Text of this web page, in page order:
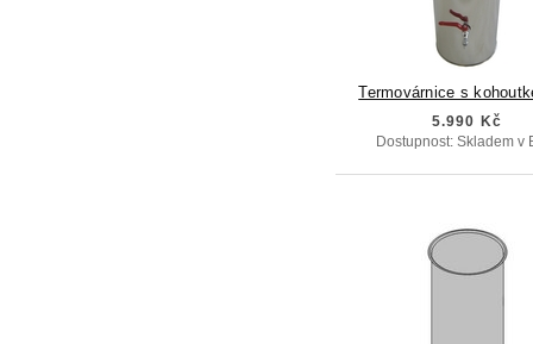
Termovárnice s
5.990 Kč
Dostupnost: Skladem v